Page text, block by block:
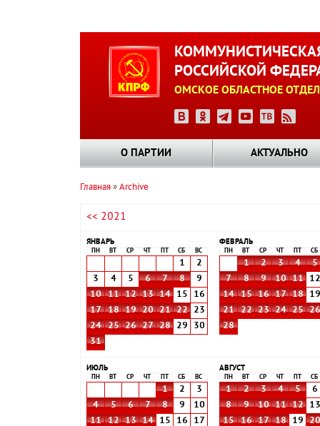
РОССИЙСКОЙ
ОМСКОЕ ОБЛАСТНОЕ
О ПАРТИИ АКТУАЛЬНО
навигации
Главная Archive
<< 2021
ЯНВАРЬ
ПН ВТ СР ЧТ СБ ВС
1
2
3
4 5 6 7 8
9
10
11 12 13 14 15
16
17
18 19 20 21 22
23
24
25 26 27 28 29
30
31
ФЕВРАЛЬ
ПН ВТ СР ЧТ СБ
1 2 3 4 5
7
8 9 10 11 12
14
15 16 17 18 19
21
22 23 24 25 26
28
ИЮЛЬ
ПН ВТ СР ЧТ СБ ВС
1 2
3
4
5 6 7 8 9
10
11
12 13 14 15 16
17
АВГУСТ
ПН ВТ СР ЧТ СБ
1 2 3 4 5 6
8
9 10 11 12 13
15
16 17 18 19 20